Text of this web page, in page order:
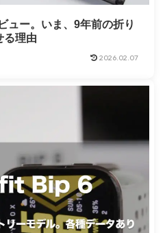
ュー。いま、9年前の折り
る理由
2026.02.07